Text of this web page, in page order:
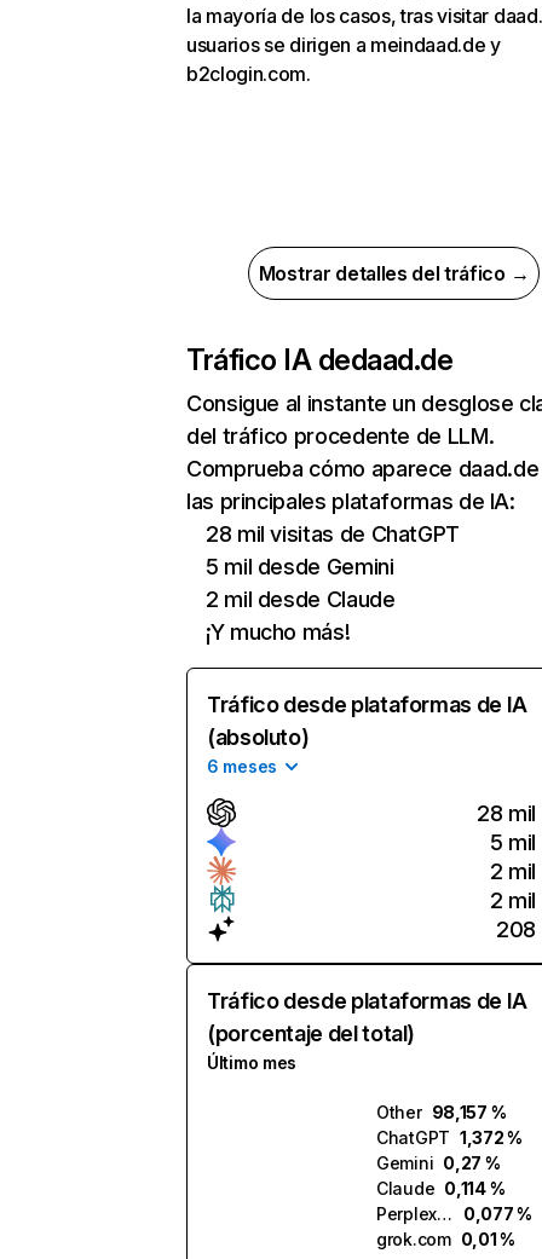
la mayoría de los casos, tras visitar
usuarios se dirigen a meindaad.de y
b2clogin.com.
Mostrar detalles del tráfico →
Tráfico IA dedaad.de
Consigue al instante un desglose
del tráfico procedente de LLM.
Comprueba cómo aparece
las principales plataformas de IA:
28 mil visitas de ChatGPT
5 mil desde Gemini
2 mil desde Claude
¡Y mucho más!
Tráfico desde plataformas de IA
(absoluto)
6 meses
28 mil
5 mil
2 mil
2 mil
208
Tráfico desde plataformas de IA
(porcentaje del total)
Último mes
Other 98,157 %
ChatGPT 1,372 %
Gemini 0,27 %
Claude 0,114 %
Perplexity
0,077 %
grok.com 0,01 %